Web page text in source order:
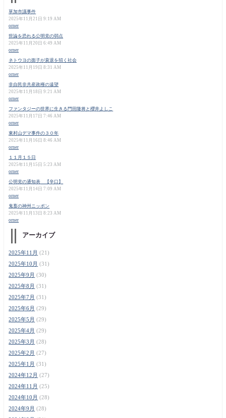
草加市議事件
2025年11月21日 9:19 AM
orner
世論を恐れる公明党の弱点
2025年11月20日 6:49 AM
orner
ネトウヨの面子が衰退を招く社会
2025年11月19日 8:31 AM
orner
非自民非共産政権の遠望
2025年11月18日 9:21 AM
orner
ファンタジーの世界に生きる門田隆将と櫻井よしこ
2025年11月17日 7:46 AM
orner
東村山デマ事件の３０年
2025年11月16日 8:46 AM
orner
１１月１５日
2025年11月15日 5:23 AM
orner
公明党の通知表 【辛口】
2025年11月14日 7:09 AM
orner
鬼畜の神州ニッポン
2025年11月13日 8:23 AM
orner
アーカイブ
2025年11月 (21)
2025年10月 (31)
2025年9月 (30)
2025年8月 (31)
2025年7月 (31)
2025年6月 (29)
2025年5月 (29)
2025年4月 (29)
2025年3月 (28)
2025年2月 (27)
2025年1月 (31)
2024年12月 (27)
2024年11月 (25)
2024年10月 (28)
2024年9月 (28)